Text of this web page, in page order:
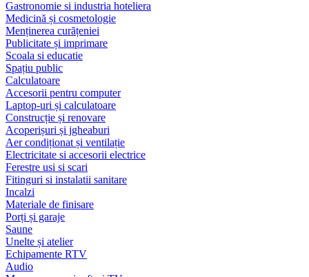
Gastronomie si industria hoteliera
Medicină și cosmetologie
Menținerea curățeniei
Publicitate și imprimare
Scoala si educatie
Spațiu public
Calculatoare
Accesorii pentru computer
Laptop-uri și calculatoare
Construcție și renovare
Acoperișuri și jgheaburi
Aer condiționat și ventilație
Electricitate si accesorii electrice
Ferestre usi si scari
Fitinguri si instalatii sanitare
Incalzi
Materiale de finisare
Porți și garaje
Saune
Unelte și atelier
Echipamente RTV
Audio